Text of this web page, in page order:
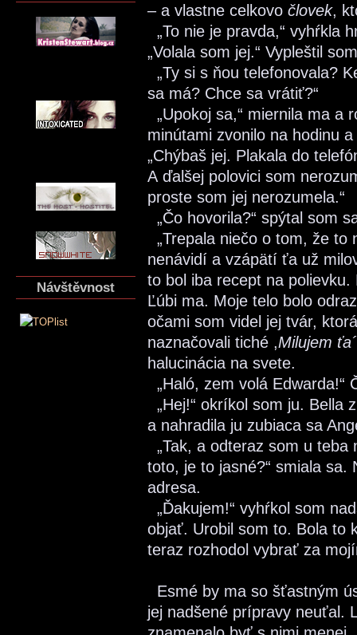
Návštěvnost
– a vlastne celkovo človek,
„To nie je pravda,“ vyhŕkla
„Volala som jej.“ Vypleštil
„Ty si s ňou telefonovala?
sa má? Chce sa vrátiť?“
„Upokoj sa,“ miernila ma a
minútami zvonilo na hodinu
„Chýbaš jej. Plakala do
A ďalšej polovici som
proste som jej nerozumela.“
„Čo hovorila?“ spýtal som
„Trepala niečo o tom, že
nenávidí a vzápätí ťa už
to bol iba recept na
Ľúbi ma. Moje telo bolo
očami som videl jej tvár,
naznačovali tiché ,Milujem
halucinácia na svete.
„Haló, zem volá Edwarda!“
„Hej!“ okríkol som ju. Bella
a nahradila ju zubiaca sa
„Tak, a odteraz som u
toto, je to jasné?“ smiala sa.
adresa.
„Ďakujem!“ vyhŕkol som
objať. Urobil som to. Bola to
teraz rozhodol vybrať za
Esmé by ma so šťastným
jej nadšené prípravy neuťal.